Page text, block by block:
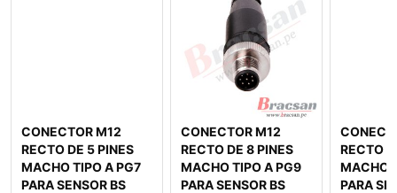
CONECTOR M12
RECTO DE 5 PINES
MACHO TIPO A PG7
PARA SENSOR BS
CONECTOR M12
RECTO DE 8 PINES
MACHO TIPO A PG9
PARA SENSOR BS
RECTO
MACHO
PARA